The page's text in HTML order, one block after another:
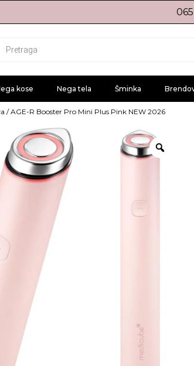
kose Nega tela Šminka
/ AGE-R Booster Pro Mini Plus Pink NEW 2026